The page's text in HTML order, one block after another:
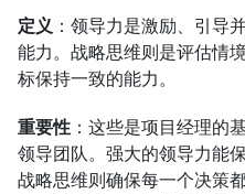
定义 ：领导力是激励、引导
能力。战略思维则是评估情
标保持一致的能力。
重要性 ：这些是项目经理的
领导团队。强大的领导力能
战略思维则确保每一个决策